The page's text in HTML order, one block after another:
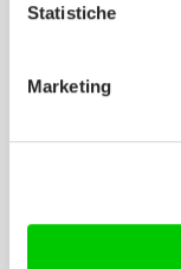
Statistiche
Marketing
Scarica il catalogo
Manuali d’istruzione
Lavora con noi